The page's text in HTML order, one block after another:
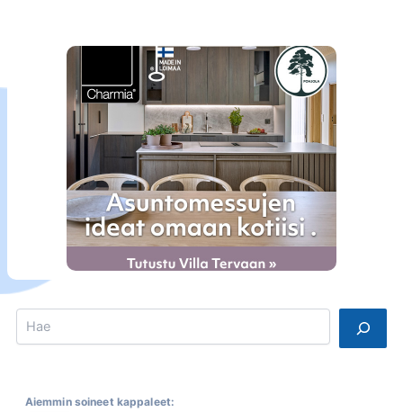
Search
Aiemmin soineet kappaleet: